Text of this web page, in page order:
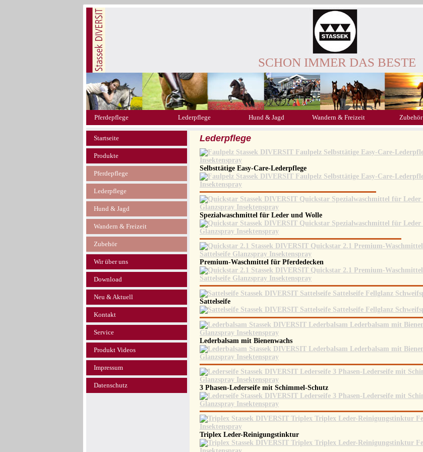
SCHON IMMER DAS BESTE
Pferdepflege Lederpflege Hund & Jagd Wandern & Freizeit Zubehör
Startseite
Produkte
Pferdepflege
Lederpflege
Hund & Jagd
Wandern & Freizeit
Zubehör
Wir über uns
Download
Neu & Aktuell
Kontakt
Service
Produkt Videos
Impressum
Datenschutz
Lederpflege
Selbsttätige Easy-Care-Lederpflege
Spezialwaschmittel für Leder und Wolle
Premium-Waschmittel für Pferdedecken
Sattelseife
Lederbalsam mit Bienenwachs
3 Phasen-Lederseife mit Schimmel-Schutz
Triplex Leder-Reinigungstinktur